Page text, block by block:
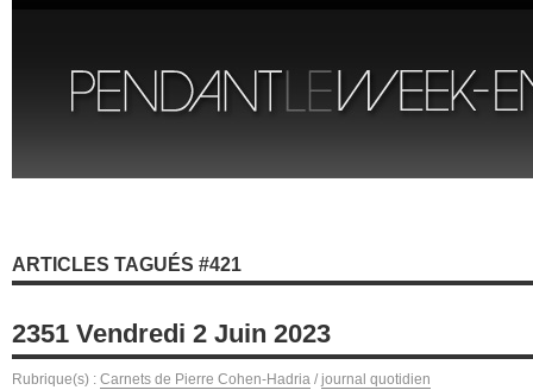
ARTICLES TAGUÉS #421
2351 Vendredi 2 Juin 2023
Rubrique(s) : Carnets de Pierre Cohen-Hadria / journal quotidien